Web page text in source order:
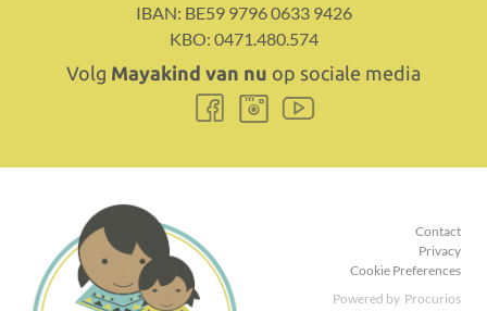
IBAN: BE59 9796 0633 9426
KBO: 0471.480.574
Volg Mayakind van nu op sociale media
Volg
ons
Volg
ons
Volg
ons
Contact
Privacy
Cookie Preferences
Powered by Procurios